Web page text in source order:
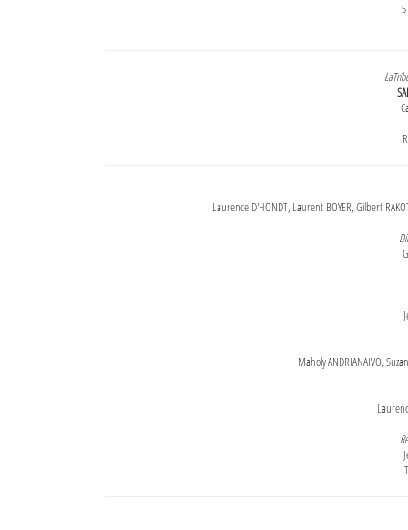
Laurence D'HONDT, Laurent BOYER, Gilbert
Maholy ANDRIANAIVO,